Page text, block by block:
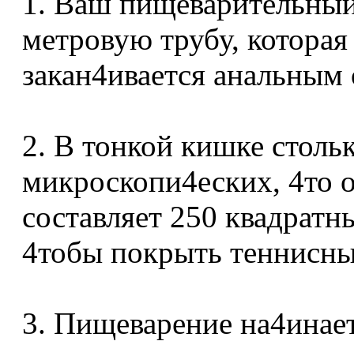
метровую трубу,
закан4ивается анальным
2. В тонкой кишке
микроскопи4еских, 4то
составляет 250
4тобы покрыть
3. Пищеварение